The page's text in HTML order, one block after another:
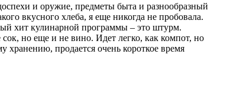
и оружие, предметы быта и разнообразный
вкусного хлеба, я еще никогда не пробовала.
хит кулинарной программы – это штурм.
но еще и не вино. Идет легко, как компот, но
хранению, продается очень короткое время